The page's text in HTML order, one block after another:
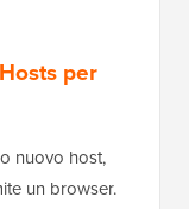
per
nuovo host,
un browser.